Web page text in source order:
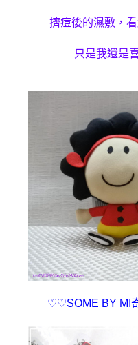
擠痘後的濕敷 ，
只是我還是
♡♡SOME BY MI